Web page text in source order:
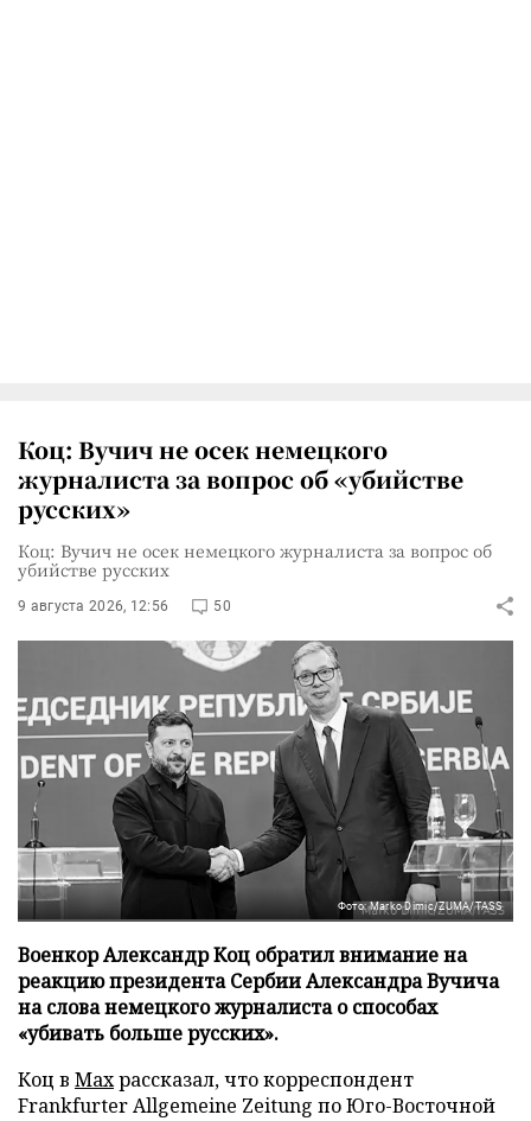
Коц: Вучич не осек немецкого
журналиста за вопрос об «убийстве
русских»
Коц: Вучич не осек немецкого журналиста за вопрос об
убийстве русских
9 августа 2026, 12:56 50
Фото: Marko Dimic/ZUMA/TASS
Военкор Александр Коц обратил внимание на
реакцию президента Сербии Александра Вучича
на слова немецкого журналиста о способах
«убивать больше русских».
Коц в Махрассказал, что корреспондент
Frankfurter Allgemeine Zeitung по Юго-Восточной